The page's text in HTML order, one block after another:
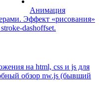
Анимация
Эффект «рисования»
dashoffset.
на html, css и js для
обзор nw.js (бывший